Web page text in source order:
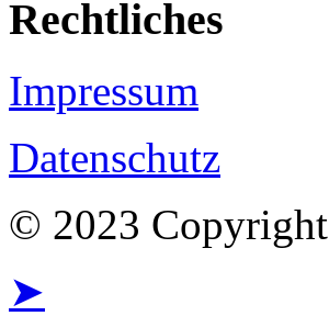
Rechtliches
Impressum
Datenschutz
© 2023 Copyright
➤